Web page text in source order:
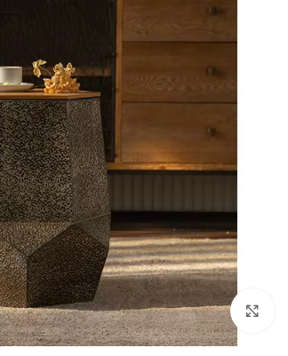
انقر للتكبير